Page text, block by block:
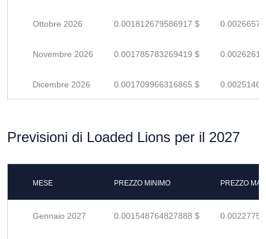
Ottobre 2026 0.001812679586917 $
Novembre 2026 0.001785783269419 $
Dicembre 2026 0.001709966316865 $
Previsioni di Loaded Lions per il 2027
MESE PREZZO MINIMO PREZZO
Gennaio 2027 0.001548764827888 $